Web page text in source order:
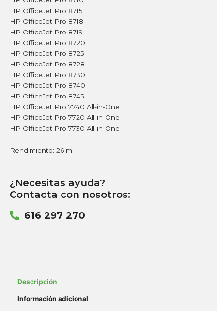
HP OfficeJet Pro 8715
HP OfficeJet Pro 8718
HP OfficeJet Pro 8719
HP OfficeJet Pro 8720
HP OfficeJet Pro 8725
HP OfficeJet Pro 8728
HP OfficeJet Pro 8730
HP OfficeJet Pro 8740
HP OfficeJet Pro 8745
HP OfficeJet Pro 7740 All-in-One
HP OfficeJet Pro 7720 All-in-One
HP OfficeJet Pro 7730 All-in-One
Rendimiento: 26 ml
¿Necesitas ayuda?
Contacta con nosotros:
616 297 270
Descripción
Información adicional